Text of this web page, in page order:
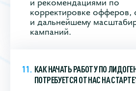
корректировке офферов,
и дальнейшему
кампаний.
КАК НАЧАТЬ РАБОТУ ПО
ПОТРЕБУЕТСЯ ОТ НАС НА